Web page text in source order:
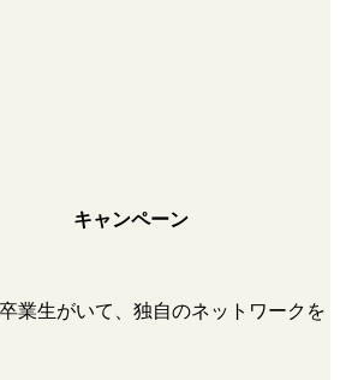
キャンペーン
業生がいて、独自のネットワークを